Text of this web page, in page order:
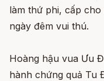
làm thứ phi, cấp
ngày đêm vui thú.
Hoàng hậu vua Ưu
hành chứng quả Tu